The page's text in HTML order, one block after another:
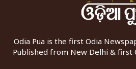
Odia Pua is the first Odia
Published from New Delhi & first